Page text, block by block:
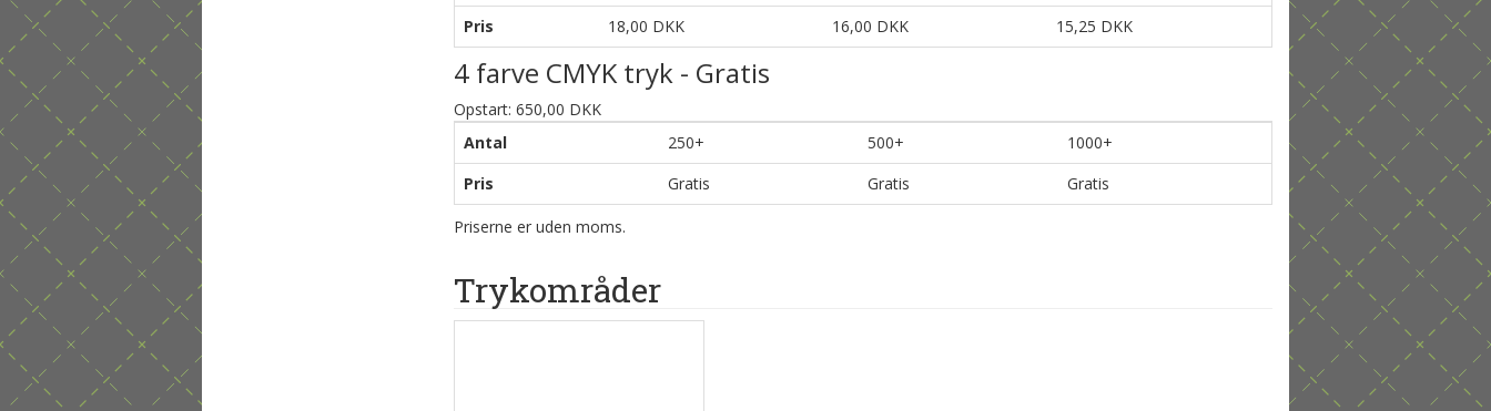
Pris
18,00 DKK 16,00 DKK 15,25 DKK
4 farve CMYK tryk - Gratis
Opstart: 650,00 DKK
Antal
250+ 500+
1000+
Pris
Gratis Gratis Gratis
Priserne er uden moms.
Trykområder